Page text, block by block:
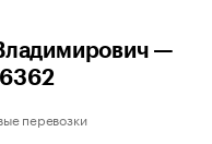
—
перевозки